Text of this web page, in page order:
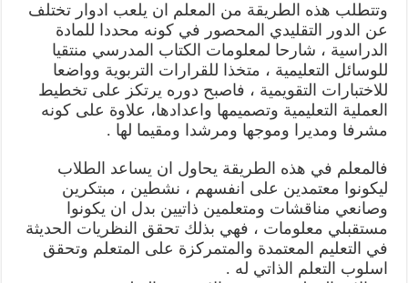
وتتطلب هذه الطريقة من المعلم ان يلعب ادوار تختلف
عن الدور التقليدي المحصور في كونه محددا للمادة
الدراسية ، شارحا لمعلومات الكتاب المدرسي منتقيا
للوسائل التعليمية ، متخذا للقرارات التربوية وواضعا
للاختبارات التقويمية ، فاصبح دوره يرتكز على تخطيط
العملية التعليمية وتصميمها واعدادها، علاوة على كونه
مشرفا ومديرا وموجها ومرشدا ومقيما لها .
فالمعلم في هذه الطريقة يحاول ان يساعد الطلاب
ليكونوا معتمدين على انفسهم ، نشطين ، مبتكرين
وصانعي مناقشات ومتعلمين ذاتيين بدل ان يكونوا
مستقبلي معلومات ، فهي بذلك تحقق النظريات الحديثة
في التعليم المعتمدة والمتمركزة على المتعلم وتحقق
اسلوب التعلم الذاتي له .